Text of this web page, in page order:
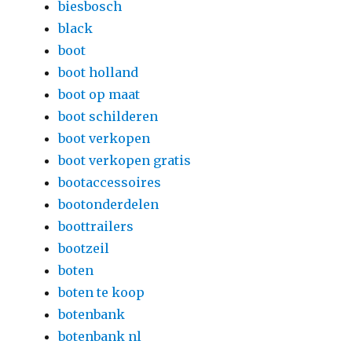
biesbosch
black
boot
boot holland
boot op maat
boot schilderen
boot verkopen
boot verkopen gratis
bootaccessoires
bootonderdelen
boottrailers
bootzeil
boten
boten te koop
botenbank
botenbank nl